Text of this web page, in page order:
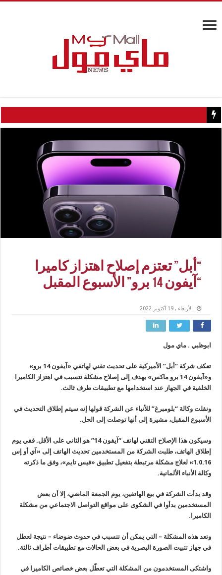
كيف تسبب سائح كويتي في إغلاق منزل عبدالحليم حافظ ومنع
“أبل” تعتزم إصلاح اهتزاز كاميرا
“آيفون 14 برو” الأسبوع المقبل
الأربعاء , 19 أكتوبر 2022
ابوظبي . ماي مول
تعكف شركة “أبل” الأميركية على تحديث تقني لهاتفي «آيفون 14 برو»
و«آيفون 14 برو ماكس» يهدف إلى إصلاح مشكلة تتسبب في اهتزاز الكاميرا
الخلفية في الجهاز عند استخدامها مع تطبيقات طرف ثالث.
ونقلت وكالة “بلومبرغ” للأنباء عن الشركة قولها إنه سيتم إطلاق التحديث في
الأسبوع المقبل، مشيرة إلى أنها توصلت إلى الحل.
وسيكون هذا الإصلاح التقني لهاتف “آيفون 14” هو الثاني على الأقل. ففي يوم
إطلاق الهاتف، طلبت الشركة من المستخدمين تحديث الهاتف إلى «آي أو إس
1.0.16» لعلاج مشكلة مرتبطة بتفعيل تطبيق «فيس تايم»، وفق ما ذكرته
وكالة الأنباء الألمانية.
وقد بدأت الشركة في بيع الهاتفين، يوم الجمعة الماضي، إلا أن بعض
المستخدمين بدأوا في الشكوى على مواقع التواصل الاجتماعي من مشكلة
الكاميرا.
وتعد هذه المشكلة – التي يمكن أن تتسبب في حدوث ضوضاء – نتيجة لعطل
في جهاز تثبيت الصورة البصرية في بعض الحالات مع تطبيقات أطراف ثالثة.
واشتكى المستخدمون من المشكلة التي تعطّل بعض خصائص الكاميرا في